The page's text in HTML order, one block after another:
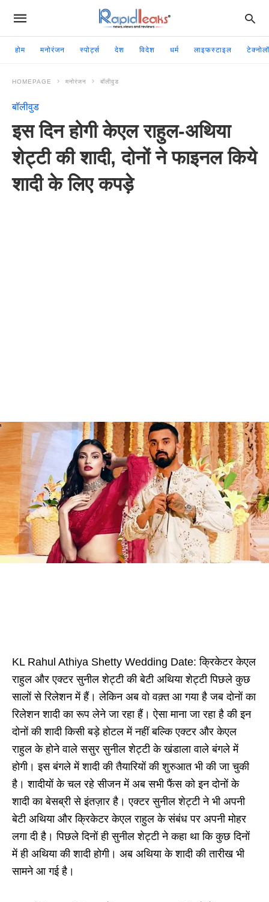
होम मनोरंजन स्पोर्ट्स देश विदेश धर्म लाइफस्टाइल
HOMEPAGE मनोरंजन बॉलीवुड
बॉलीवुड
इस दिन होगी केएल राहुल-अथिया
शेट्टी की शादी, दोनों ने फाइनल किये
शादी के लिए कपड़े
KL Rahul Athiya Shetty Wedding Date: क्रिकेटर केएल
राहुल और एक्टर सुनील शेट्टी की बेटी अथिया शेट्टी पिछले कुछ
सालों से रिलेशन में हैं। लेकिन अब वो वक़्त आ गया है जब दोनों का
रिलेशन शादी का रूप लेने जा रहा हैं। ऐसा माना जा रहा है की इन
दोनों की शादी किसी बड़े होटल में नहीं बल्कि एक्टर और केएल
राहुल के होने वाले ससुर सुनील शेट्टी के खंडाला वाले बंगले में
होगी। इस बंगले में शादी की तैयारियों की शुरुआत भी की जा चुकी
है। शादीयों के चल रहे सीजन में अब सभी फैंस को इन दोनों के
शादी का बेसब्री से इंतज़ार है। एक्टर सुनील शेट्टी ने भी अपनी
बेटी अथिया और क्रिकेटर केएल राहुल के संबंध पर अपनी मोहर
लगा दी है। पिछले दिनों ही सुनील शेट्टी ने कहा था कि कुछ दिनों
में ही अथिया की शादी होगी। अब अथिया के शादी की तारीख भी
सामने आ गई है।